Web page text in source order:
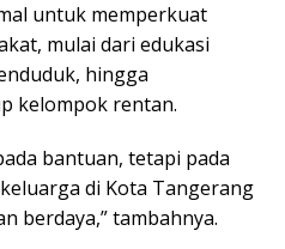
untuk memperkuat
mulai dari edukasi
hingga
kelompok rentan.
bantuan, tetapi pada
di Kota Tangerang
berdaya,” tambahnya.